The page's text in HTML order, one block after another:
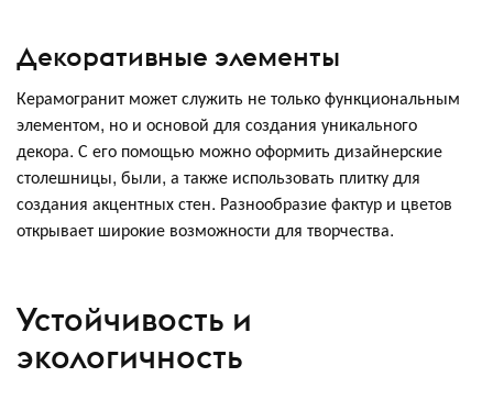
Декоративные элементы
Керамогранит может служить не только функциональным
элементом, но и основой для создания уникального
декора. С его помощью можно оформить дизайнерские
столешницы, были, а также использовать плитку для
создания акцентных стен. Разнообразие фактур и цветов
открывает широкие возможности для творчества.
Устойчивость и
экологичность